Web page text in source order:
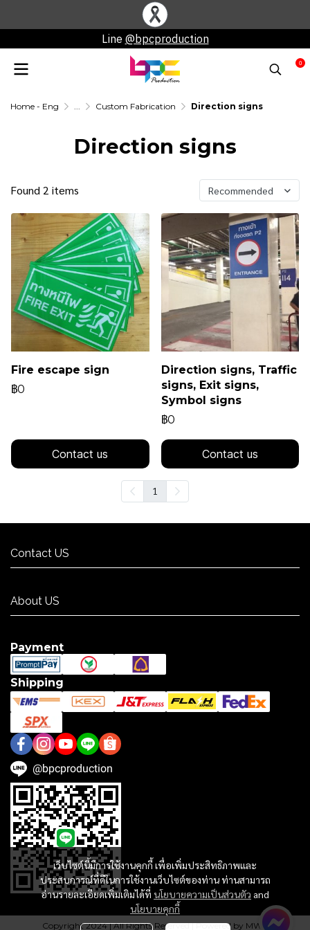
Line @bpcproduction
0
Home - Eng ... Custom Fabrication Direction signs
Direction signs
Found 2 items Recommended
Fire escape sign
฿0
Contact us
Direction signs, Traffic
signs, Exit signs,
Symbol signs
฿0
Contact us
1
เว็บไซต์นี้มีการใช้งานคุกกี้ เพื่อเพิ่มประสิทธิภาพและ
ประสบการณ์ที่ดีในการใช้งานเว็บไซต์ของท่าน ท่านสามารถ
อ่านรายละเอียดเพิ่มเติมได้ที่ นโยบายความเป็นส่วนตัว and
นโยบายคุกกี้
Contact US
About US
Payment
Shipping
@bpcproduction
Copyright 2024 | All Rights Reserved | Powered by MWE